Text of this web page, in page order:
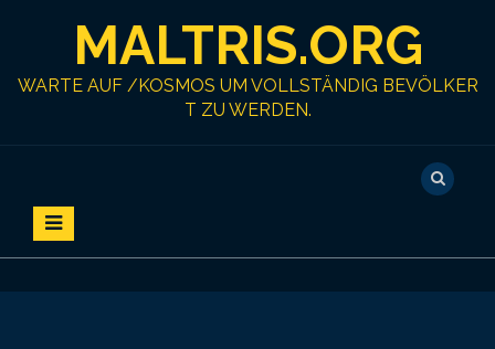
MALTRIS.ORG
WARTE AUF /KOSMOS UM VOLLSTÄNDIG BEVÖLKER
T ZU WERDEN.